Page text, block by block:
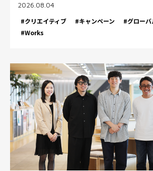
2026.08.04
#クリエイティブ
#キャンペーン #グローバ
#Works